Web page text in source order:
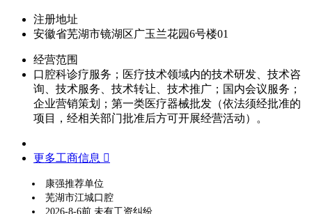
注册地址
安徽省芜湖市镜湖区广玉兰花园6号楼01
经营范围
口腔科诊疗服务；医疗技术领域内的技术研发、技术咨
询、技术服务、技术转让、技术推广；国内会议服务；
企业营销策划；第一类医疗器械批发（依法须经批准的
项目，经相关部门批准后方可开展经营活动）。
更多工商信息 
康强推荐单位
芜湖市江城口腔
2026-8-6前 未有工资纠纷